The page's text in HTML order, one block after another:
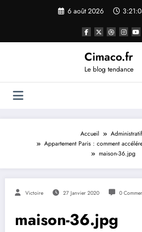
6 août 2026
Cimaco.fr
Le blog tendance
Accueil
Administratif
Appartement Paris : comment
maison-36.jpg
Victoire 27 Janvier 2020 0
maison-36.jpg